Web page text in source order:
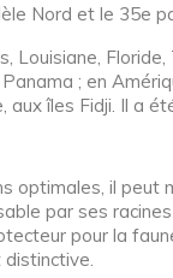
Nord et le 35e
Louisiane,
; en
îles Fidji. Il a
optimales, il
par ses
pour la